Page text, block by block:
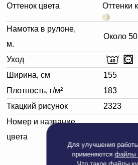
Для улучшения
применяютсяфайлы
Оттенок цвета
Оттенки
Намотка в рулоне,
м.
Около
Уход
Ширина, см
155
Плотность, г/м²
183
Ткацкий рисунок
2323
Номер и название
цвета
110701